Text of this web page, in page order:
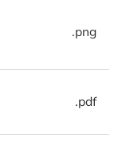
.png
.pdf